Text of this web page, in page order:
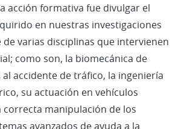
acción formativa fue divulgar el
en nuestras investigaciones
de varias disciplinas que intervienen
como son, la biomecánica de
accidente de tráfico, la ingeniería
su actuación en vehículos
correcta manipulación de los
avanzados de ayuda a la